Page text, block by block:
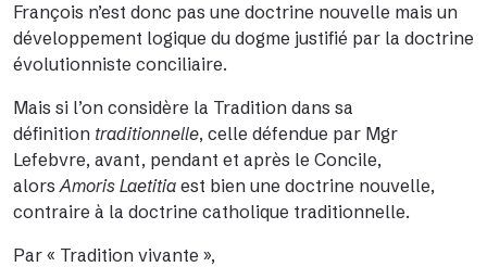
François n’est donc pas une doctrine nouvelle mais un
développement logique du dogme justifié par la doctrine
évolutionniste conciliaire.
Mais si l’on considère la Tradition dans sa
définition traditionnelle, celle défendue par Mgr
Lefebvre, avant, pendant et après le Concile,
alorsAmoris Laetitia est bien une doctrine nouvelle,
contraire à la doctrine catholique traditionnelle.
Par « Tradition vivante »,